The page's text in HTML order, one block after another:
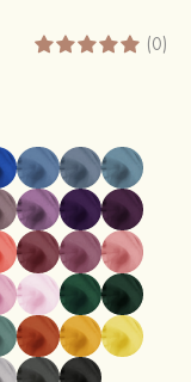
(0)